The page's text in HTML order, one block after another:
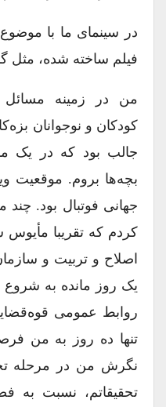
در سینمای ما با موضوع
فیلم ساخته شده، مثل
من در زمینه مسائل
کودکان و نوجوانان
جالب بود که در یک
بچه‌ها بروم. موقعیت
جهانی فوتبال بود. چند
کردم که تقریبا مأیوس
اصلاح و تربیت و
یک روز مانده به شروع
روابط عمومی
تنها ده روز به من
نگرش من در مرحله
تحقیقاتم، نسبت به